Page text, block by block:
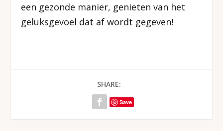
een gezonde manier, genieten van het
geluksgevoel dat af wordt gegeven!
SHARE:
Save